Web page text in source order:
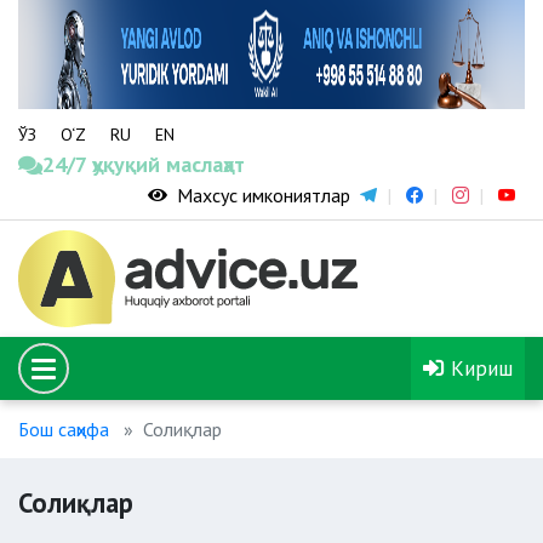
ЎЗ O‘Z RU EN
24/7 ҳуқуқий маслаҳат
Махсус имкониятлар
Кириш
Бош саҳифа Солиқлар
Солиқлар